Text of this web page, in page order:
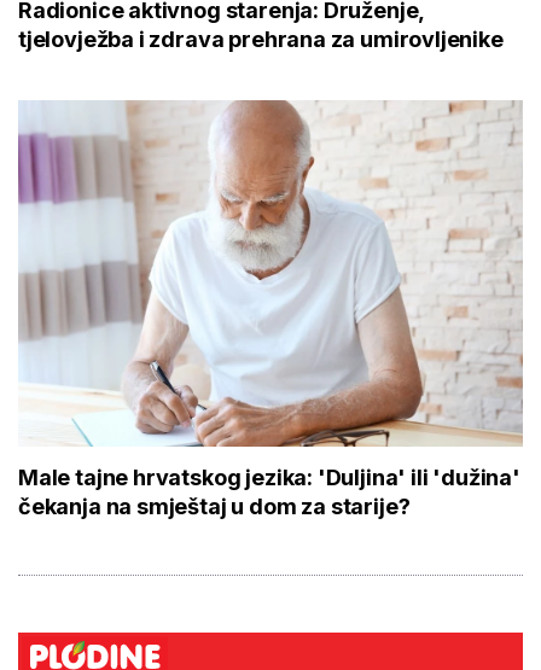
Radionice aktivnog starenja: Druženje,
tjelovježba i zdrava prehrana za umirovljenike
Male tajne hrvatskog jezika: 'Duljina' ili 'dužina'
čekanja na smještaj u dom za starije?